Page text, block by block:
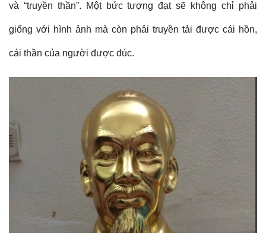
và “truyền thần”. Một bức tượng đạt sẽ không chỉ phải
giống với hình ảnh mà còn phải truyền tải được cái hồn,
cái thần của người được đúc.